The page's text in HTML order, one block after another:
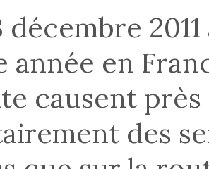
décembre
année en
causent
des